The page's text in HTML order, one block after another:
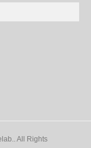
All Rights